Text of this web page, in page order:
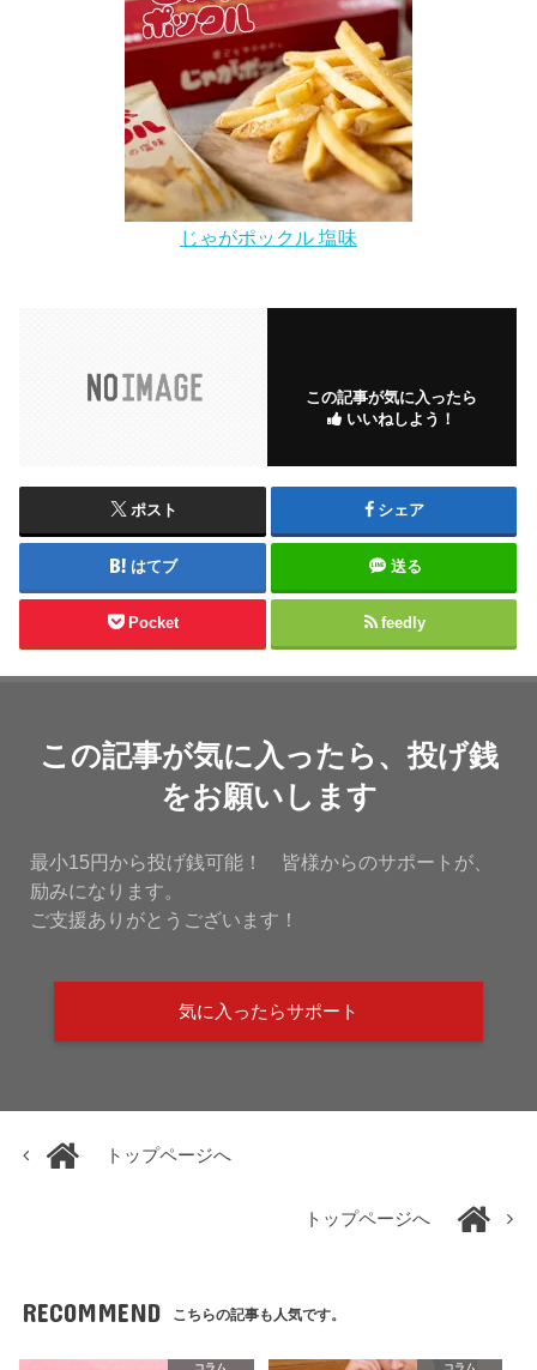
じゃがポックル 塩味
この記事が気に入ったら
いいねしよう！
ポスト シェア
はてブ 送る
Pocket feedly
この記事が気に入ったら、投げ銭
をお願いします
最小15円から投げ銭可能！ 皆様からのサポートが、
励みになります。
ご支援ありがとうございます！
気に入ったらサポート
トップページへ
トップページへ
RECOMMEND こちらの記事も人気です。
コラム コラム